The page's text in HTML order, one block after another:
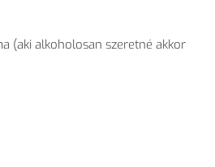
(aki alkoholosan szeretné akkor